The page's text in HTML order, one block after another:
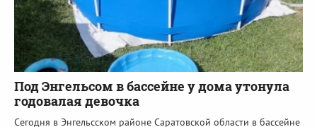
Под Энгельсом в бассейне у дома утонула
годовалая девочка
Сегодня в Энгельсском районе Саратовской области в бассейне